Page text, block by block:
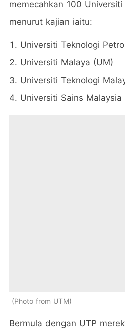
memecahkan 100
menurut kajian iaitu:
Universiti Teknologi
Universiti Malaya (UM)
Universiti Teknologi
Universiti Sains Malaysia
Photo from UTM
Bermula dengan UTP